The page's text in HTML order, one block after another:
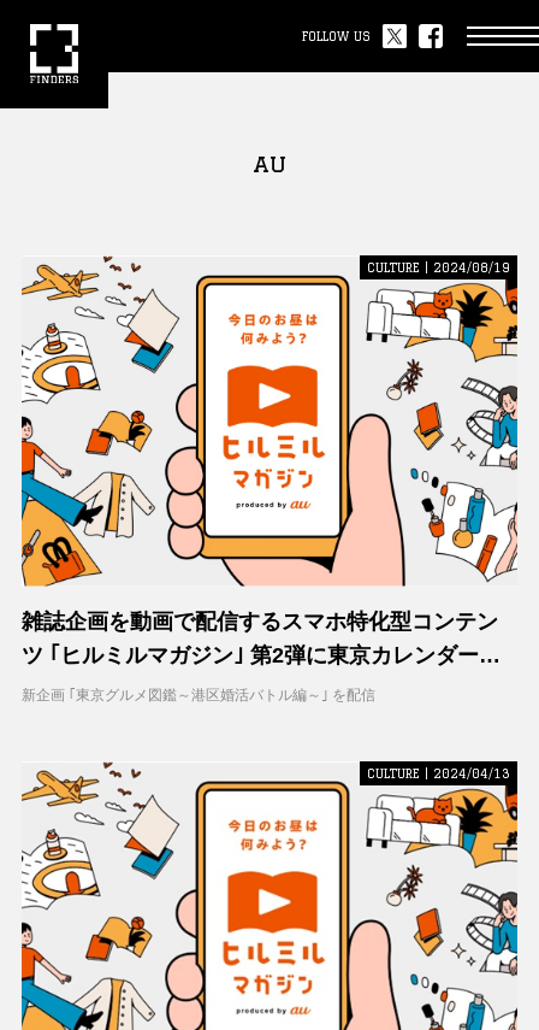
FOLLOW US
au
CULTURE | 2024/08/19
雑誌企画を動画で配信するスマホ特化型コンテン
ツ ｢ヒルミルマガジン｣ 第2弾に東京カレンダーが
参画
新企画 ｢東京グルメ図鑑～港区婚活バトル編～｣ を配信
CULTURE | 2024/04/13